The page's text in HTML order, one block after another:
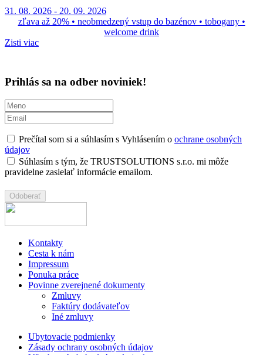
31. 08. 2026 - 20. 09. 2026
zľava až 20% • neobmedzený vstup do bazénov • tobogany •
welcome drink
Zisti viac
Prihlás sa na odber noviniek!
Prečítal som si a súhlasím s Vyhlásením o ochrane osobných
údajov
Súhlasím s tým, že TRUSTSOLUTIONS s.r.o. mi môže
pravidelne zasielať informácie emailom.
Kontakty
Cesta k nám
Impressum
Ponuka práce
Povinne zverejnené dokumenty
Zmluvy
Faktúry dodávateľov
Iné zmluvy
Ubytovacie podmienky
Zásady ochrany osobných údajov